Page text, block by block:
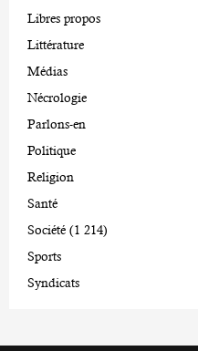
Libres propos
Littérature
Médias
Nécrologie
Parlons-en
Politique
Religion
Santé
Société (1 214)
Sports
Syndicats